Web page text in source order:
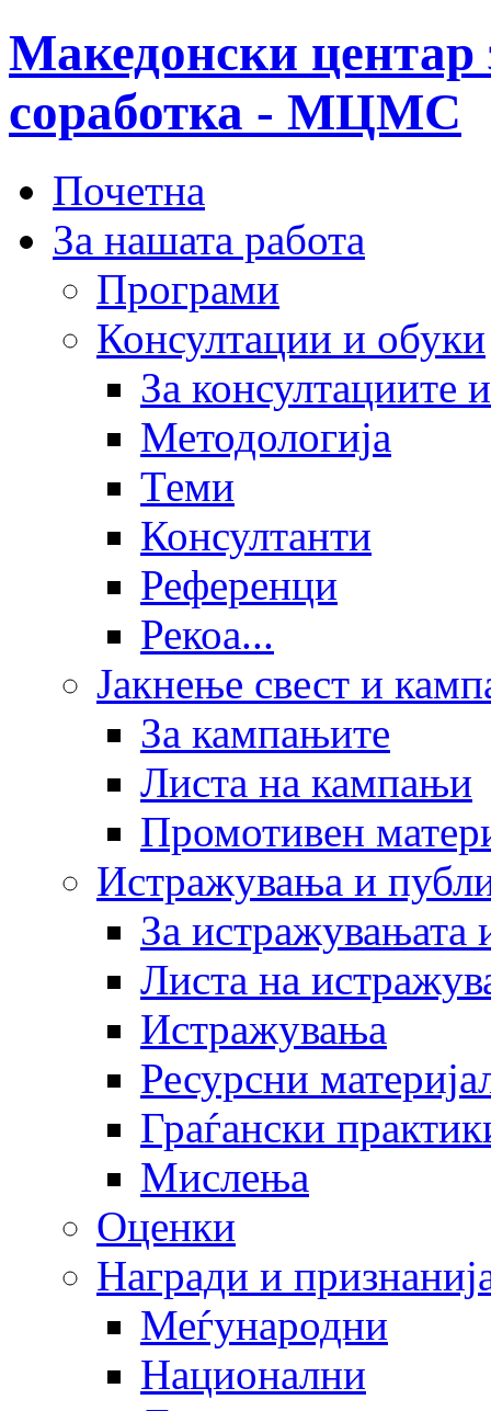
Македонски центар
соработка - МЦМС
Почетна
За нашата работа
Програми
Консултации и обуки
За консултациите
Методологија
Теми
Консултанти
Референци
Рекоа...
Јакнење свест и
За кампањите
Листа на кампањи
Промотивен
Истражувања и
За истражувањата
Листа на
Истражувања
Ресурсни
Граѓански
Мислења
Оценки
Награди и
Меѓународни
Национални